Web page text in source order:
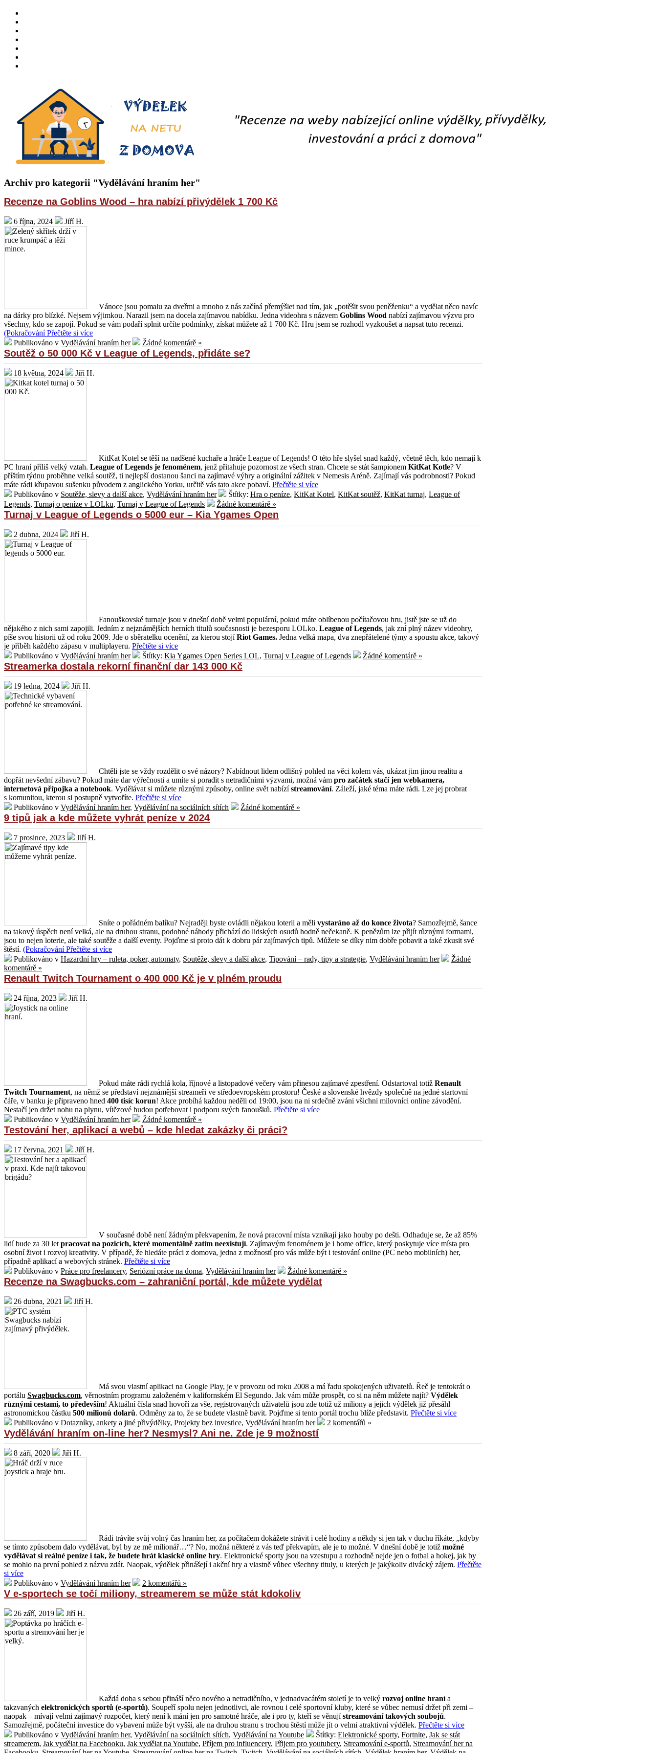
Archiv pro kategorii "Vydělávání hraním her"
Recenze na Goblins Wood – hra nabízí přivýdělek 1 700 Kč
6 října, 2024 Jiří H.
Vánoce jsou pomalu za dveřmi a mnoho z nás začíná přemýšlet nad tím, jak „potěšit svou peněženku“ a vydělat něco navíc
na dárky pro blízké. Nejsem výjimkou. Narazil jsem na docela zajímavou nabídku. Jedna videohra s názvem Goblins Wood nabízí zajímavou výzvu pro
všechny, kdo se zapojí. Pokud se vám podaří splnit určíte podmínky, získat můžete až 1 700 Kč. Hru jsem se rozhodl vyzkoušet a napsat tuto recenzi.
(PokračováníPřečtěte si více
Publikováno v Vydělávání hraním her Žádné komentárě »
Soutěž o 50 000 Kč v League of Legends, přidáte se?
18 května, 2024 Jiří H.
KitKat Kotel se těší na nadšené kuchaře a hráče League of Legends! O této hře slyšel snad každý, včetně těch, kdo nemají k
PC hraní příliš velký vztah. League of Legends je fenoménem, jenž přitahuje pozornost ze všech stran. Chcete se stát šampionem KitKat Kotle? V
příštím týdnu proběhne velká soutěž, ti nejlepší dostanou šanci na zajímavé výhry a originální zážitek v Nemesis Aréně. Zajímají vás podrobnosti? Pokud
máte rádi křupavou sušenku původem z anglického Yorku, určitě vás tato akce pobaví. Přečtěte si více
Publikováno v Soutěže, slevy a další akce, Vydělávání hraním her Štítky: Hra o peníze, KitKat Kotel, KitKat soutěž, KitKat turnaj, League of
Legends, Turnaj o peníze v LOLku, Turnaj v League of Legends Žádné komentárě »
Turnaj v League of Legends o 5000 eur – Kia Ygames Open
2 dubna, 2024 Jiří H.
Fanouškovské turnaje jsou v dnešní době velmi populární, pokud máte oblíbenou počítačovou hru, jistě jste se už do
nějakého z nich sami zapojili. Jedním z nejznámějších herních titulů současnosti je bezesporu LOLko. League of Legends, jak zní plný název videohry,
píše svou historii už od roku 2009. Jde o sběratelku ocenění, za kterou stojíRiot Games. Jedna velká mapa, dva znepřátelené týmy a spoustu akce, takový
je příběh každého zápasu v multiplayeru. Přečtěte si více
Publikováno v Vydělávání hraním her Štítky: Kia Ygames Open Series LOL, Turnaj v League of Legends Žádné komentárě »
Streamerka dostala rekorní finanční dar 143 000 Kč
19 ledna, 2024 Jiří H.
Chtěli jste se vždy rozdělit o své názory? Nabídnout lidem odlišný pohled na věci kolem vás, ukázat jim jinou realitu a
dopřát nevšední zábavu? Pokud máte dar výřečnosti a umíte si poradit s netradičními výzvami, možná vám pro začátek stačí jen webkamera,
internetová přípojka a notebook. Vydělávat si můžete různými způsoby, online svět nabízístreamování. Záleží, jaké téma máte rádi. Lze jej probrat
s komunitou, kterou si postupně vytvoříte. Přečtěte si více
Publikováno v Vydělávání hraním her, Vydělávání na sociálních sítích Žádné komentárě »
9 tipů jak a kde můžete vyhrát peníze v 2024
7 prosince, 2023 Jiří H.
Sníte o pořádném balíku? Nejraději byste ovládli nějakou loterii a měli vystaráno až do konce života? Samozřejmě, šance
na takový úspěch není velká, ale na druhou stranu, podobné náhody přichází do lidských osudů hodně nečekaně. K penězům lze přijít různými formami,
jsou to nejen loterie, ale také soutěže a další eventy. Pojďme si proto dát k dobru pár zajímavých tipů. Můžete se díky nim dobře pobavit a také zkusit své
štěstí. (PokračováníPřečtěte si více
Publikováno v Hazardní hry – ruleta, poker, automaty, Soutěže, slevy a další akce, Tipování – rady, tipy a strategie, Vydělávání hraním her
Žádné
komentárě »
Renault Twitch Tournament o 400 000 Kč je v plném proudu
24 října, 2023 Jiří H.
Pokud máte rádi rychlá kola, říjnové a listopadové večery vám přinesou zajímavé zpestření. Odstartoval totiž Renault
Twitch Tournament, na němž se představí nejznámější streameři ve středoevropském prostoru! České a slovenské hvězdy společně na jedné startovní
čáře, v banku je připraveno hned 400 tisíc korun! Akce probíhá každou neděli od 19:00, jsou na ni srdečně zváni všichni milovníci online závodění.
Nestačí jen držet nohu na plynu, vítězové budou potřebovat i podporu svých fanoušků. Přečtěte si více
Publikováno v Vydělávání hraním her Žádné komentárě »
Testování her, aplikací a webů – kde hledat zakázky či práci?
17 června, 2021 Jiří H.
V současné době není žádným překvapením, že nová pracovní místa vznikají jako houby po dešti. Odhaduje se, že až 85%
lidí bude za 30 let pracovat na pozicích, které momentálně zatím neexistují. Zajímavým fenoménem je i home office, který poskytuje více místa pro
osobní život i rozvoj kreativity. V případě, že hledáte práci z domova, jedna z možností pro vás může být i testování online (PC nebo mobilních) her,
případně aplikací a webových stránek. Přečtěte si více
Publikováno v Práce pro freelancery, Seriózní práce na doma, Vydělávání hraním her Žádné komentárě »
Recenze na Swagbucks.com – zahraniční portál, kde můžete vydělat
26 dubna, 2021 Jiří H.
Má svou vlastní aplikaci na Google Play, je v provozu od roku 2008 a má řadu spokojených uživatelů. Řeč je tentokrát o
portálu Swagbucks.com, věrnostním programu založeném v kalifornském El Segundo. Jak vám může prospět, co si na něm můžete najít? Výdělek
různými cestami, to především! Aktuální čísla snad hovoří za vše, registrovaných uživatelů jsou zde totiž už miliony a jejich výdělek již přesáhl
astronomickou částku 500 milionů dolarů. Odměny za to, že se budete vlastně bavit. Pojďme si tento portál trochu blíže představit. Přečtěte si více
Publikováno v Dotazníky, ankety a jiné přivýdělky, Projekty bez investice, Vydělávání hraním her 2 komentářů »
Vydělávání hraním on-line her? Nesmysl? Ani ne. Zde je 9 možností
8 září, 2020 Jiří H.
Rádi trávíte svůj volný čas hraním her, za počítačem dokážete strávit i celé hodiny a někdy si jen tak v duchu říkáte, „kdyby
se tímto způsobem dalo vydělávat, byl by ze mě milionář…“? No, možná některé z vás teď překvapím, ale je to možné. V dnešní době je totiž možné
vydělávat si reálné peníze i tak, že budete hrát klasické online hry. Elektronické sporty jsou na vzestupu a rozhodně nejde jen o fotbal a hokej, jak by
se mohlo na první pohled z názvu zdát. Naopak, výdělek přinášejí i akční hry a vlastně vůbec všechny tituly, u kterých je jakýkoliv divácký zájem. Přečtěte
si více
Publikováno v Vydělávání hraním her 2 komentářů »
V e-sportech se točí miliony, streamerem se může stát kdokoliv
26 září, 2019 Jiří H.
Každá doba s sebou přináší něco nového a netradičního, v jednadvacátém století je to velký rozvoj online hranía
takzvaných elektronických sportů (e-sportů). Soupeří spolu nejen jednotlivci, ale rovnou i celé sportovní kluby, které se vůbec nemusí držet při zemi –
naopak – mívají velmi zajímavý rozpočet, který není k mání jen pro samotné hráče, ale i pro ty, kteří se věnujístreamování takových soubojů.
Samozřejmě, počáteční investice do vybavení může být vyšší, ale na druhou stranu s trochou štěstí může jít o velmi atraktivní výdělek. Přečtěte si více
Publikováno v Vydělávání hraním her, Vydělávání na sociálních sítích, Vydělávání na Youtube Štítky: Elektronické sporty, Fortnite, Jak se stát
streamerem, Jak vydělat na Facebooku, Jak vydělat na Youtube, Příjem pro influencery, Přijem pro youtubery, Streamování e-sportů, Streamování her na